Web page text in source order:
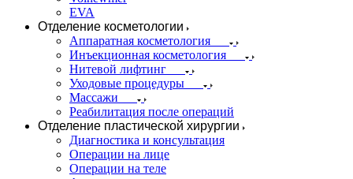
EVA
Отделение косметологии
Аппаратная косметология
Инъекционная косметология
Нитевой лифтинг
Уходовые процедуры
Массажи
Реабилитация после операций
Отделение пластической хирургии
Диагностика и консультация
Операции на лице
Операции на теле